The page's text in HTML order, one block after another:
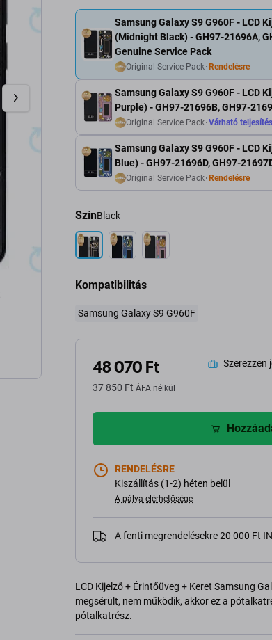
Samsung Galaxy S9 G960F - LCD
Purple) - GH97-21696B, GH97-
Original Service Pack Várható teljesítés
Samsung Galaxy S9 G960F - LCD
(Midnight Black) - GH97-21696A,
Genuine Service Pack
Original Service Pack Rendelésre
Samsung Galaxy S9 G960F - LCD
Blue) - GH97-21696D, GH97-
Original Service Pack Rendelésre
SzínBlack
Kompatibilitás
Samsung Galaxy S9 G960F
48 070 Ft
37 850 Ft ÁFA nélkül
Szerezzen
RENDELÉSRE
Kiszállítás (1-2) héten belül
A pálya elérhetősége
A fenti megrendelésekre 20 000 Ft
LCD Kijelző + Érintőüveg + Keret Samsung
megsérült, nem működik, akkor ez a
pótalkatrész.